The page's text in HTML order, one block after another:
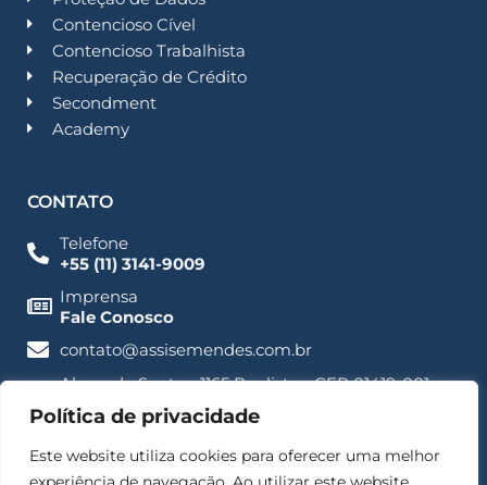
Política de privacidade
Este website utiliza cookies para oferecer uma melhor
Contencioso Cível
Contencioso Trabalhista
Recuperação de Crédito
Secondment
Academy
CONTATO
Telefone
+55 (11) 3141-9009
Imprensa
Fale Conosco
contato@assisemendes.com.br
Alameda Santos, 1165 Paulista - CEP 01419-001 -
SP